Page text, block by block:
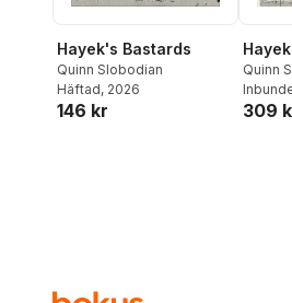
Hayek's Bastards
Quinn Slobodian
Häftad, 2026
146 kr
Quinn
309